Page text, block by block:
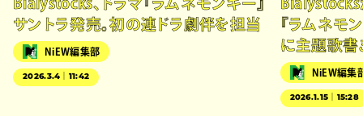
Bialystocks、ドラマ『ラムネモンキー』
サントラ発売。初の連ドラ劇伴を担当
NiEW編集部
2026.3.4｜11:42
Bialystocks
『ラムネモ
に主題歌書
NiEW編集
2026.1.15｜15:28